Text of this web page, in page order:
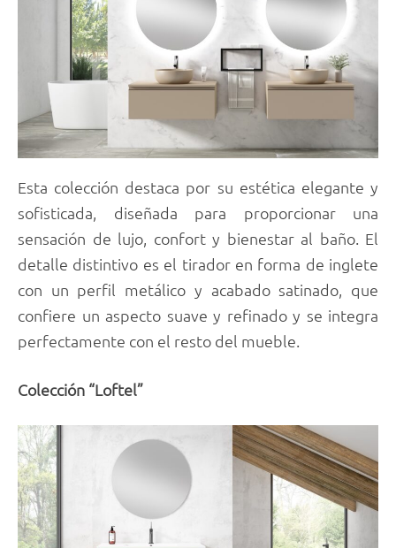
Esta colección destaca por su estética elegante y
sofisticada, diseñada para proporcionar una
sensación de lujo, confort y bienestar al baño. El
detalle distintivo es el tirador en forma de inglete
con un perfil metálico y acabado satinado, que
confiere un aspecto suave y refinado y se integra
perfectamente con el resto del mueble.
Colección “Loftel”